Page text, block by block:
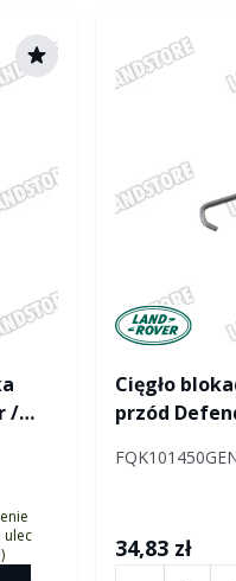
/
ulec
Cięgło
przód
34,83 zł